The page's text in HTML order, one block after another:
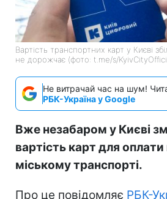
Вартість транспортних карт у Києві
не дорожчає (фото: t.me/s/
Не витрачай час на шум!
РБК-Україна у Google
Вже незабаром у Києві
вартість карт для оплати
міському транспорті.
Про це повідомляє РБК-